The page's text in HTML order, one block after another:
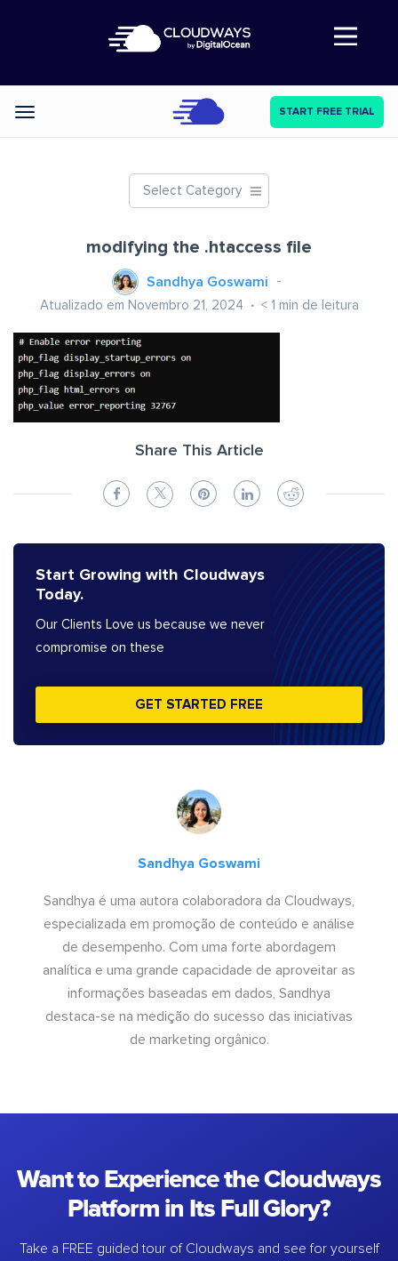
Abre a navegação
Categories START FREE TRIAL
Select Category
modifying the .htaccess file
Sandhya Goswami
Atualizado em Novembro 21, 2024 < 1 min de leitura
Share This Article
Start Growing with Cloudways
Today.
Our Clients Love us because we never
compromise on these
GET STARTED FREE
Sandhya Goswami
Sandhya é uma autora colaboradora da Cloudways,
especializada em promoção de conteúdo e análise
de desempenho. Com uma forte abordagem
analítica e uma grande capacidade de aproveitar as
informações baseadas em dados, Sandhya
destaca-se na medição do sucesso das iniciativas
de marketing orgânico.
Want to Experience the Cloudways
Platform in Its Full Glory?
Take a FREE guided tour of Cloudways and see for yourself